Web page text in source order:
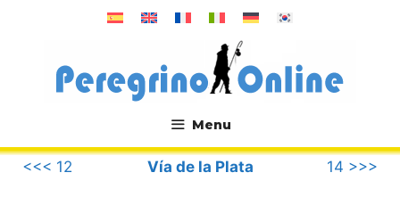
Menu
. <<< 12 Vía de la Plata 14 >>>